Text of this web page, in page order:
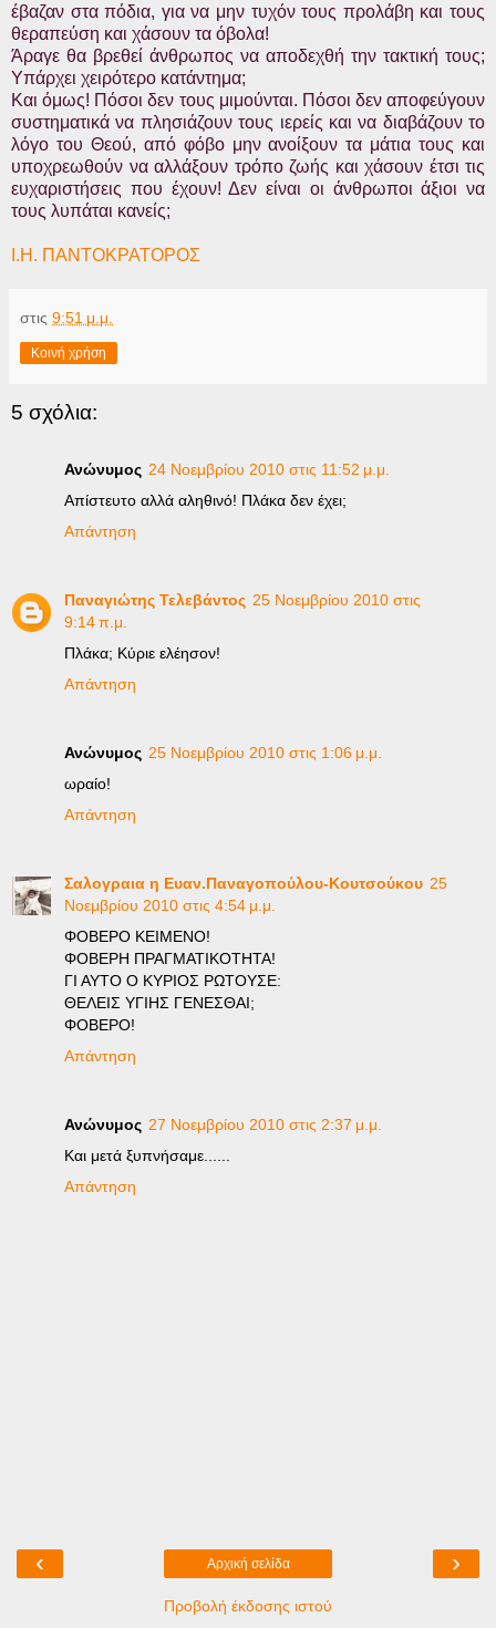
έβαζαν στα πόδια, για να μην τυχόν τους προλάβη και τους
θεραπεύση και χάσουν τα όβολα!
Άραγε θα βρεθεί άνθρωπος να αποδεχθή την τακτική τους;
Υπάρχει χειρότερο κατάντημα;
Και όμως! Πόσοι δεν τους μιμούνται. Πόσοι δεν αποφεύγουν
συστηματικά να πλησιάζουν τους ιερείς και να διαβάζουν το
λόγο του Θεού, από φόβο μην ανοίξουν τα μάτια τους και
υποχρεωθούν να αλλάξουν τρόπο ζωής και χάσουν έτσι τις
ευχαριστήσεις που έχουν! Δεν είναι οι άνθρωποι άξιοι να
τους λυπάται κανείς;
Ι.Η. ΠΑΝΤΟΚΡΑΤΟΡΟΣ
στις 9:51 μ.μ.
Κοινή χρήση
5 σχόλια:
Ανώνυμος 24 Νοεμβρίου 2010 στις 11:52 μ.μ.
Απίστευτο αλλά αληθινό! Πλάκα δεν έχει;
Απάντηση
Παναγιώτης Τελεβάντος 25 Νοεμβρίου 2010 στις
9:14 π.μ.
Πλάκα; Κύριε ελέησον!
Απάντηση
Ανώνυμος 25 Νοεμβρίου 2010 στις 1:06 μ.μ.
ωραίο!
Απάντηση
Σαλογραια η Ευαν.Παναγοπούλου-Κουτσούκου 25
Νοεμβρίου 2010 στις 4:54 μ.μ.
ΦΟΒΕΡΟ ΚΕΙΜΕΝΟ!
ΦΟΒΕΡΗ ΠΡΑΓΜΑΤΙΚΟΤΗΤΑ!
ΓΙ ΑΥΤΟ Ο ΚΥΡΙΟΣ ΡΩΤΟΥΣΕ:
ΘΕΛΕΙΣ ΥΓΙΗΣ ΓΕΝΕΣΘΑΙ;
ΦΟΒΕΡΟ!
Απάντηση
Ανώνυμος 27 Νοεμβρίου 2010 στις 2:37 μ.μ.
Και μετά ξυπνήσαμε......
Απάντηση
‹ ›
Αρχική σελίδα
Προβολή έκδοσης ιστού